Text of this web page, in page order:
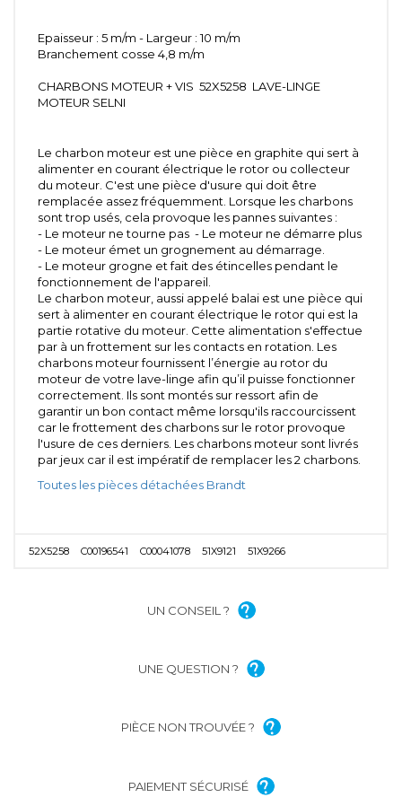
Epaisseur : 5 m/m - Largeur : 10 m/m
Branchement cosse 4,8 m/m
CHARBONS MOTEUR + VIS 52X5258 LAVE-LINGE
MOTEUR SELNI
Le charbon moteur est une pièce en graphite qui sert à
alimenter en courant électrique le rotor ou collecteur
du moteur. C'est une pièce d'usure qui doit être
remplacée assez fréquemment. Lorsque les charbons
sont trop usés, cela provoque les pannes suivantes :
- Le moteur ne tourne pas - Le moteur ne démarre plus
- Le moteur émet un grognement au démarrage.
- Le moteur grogne et fait des étincelles pendant le
fonctionnement de l'appareil.
Le charbon moteur, aussi appelé balai est une pièce qui
sert à alimenter en courant électrique le rotor qui est la
partie rotative du moteur. Cette alimentation s'effectue
par à un frottement sur les contacts en rotation. Les
charbons moteur fournissent l’énergie au rotor du
moteur de votre lave-linge afin qu’il puisse fonctionner
correctement. Ils sont montés sur ressort afin de
garantir un bon contact même lorsqu'ils raccourcissent
car le frottement des charbons sur le rotor provoque
l'usure de ces derniers. Les charbons moteur sont livrés
par jeux car il est impératif de remplacer les 2 charbons.
Toutes les pièces détachées Brandt
52X5258 C00196541 C00041078 51X9121 51X9266
UN CONSEIL ?
UNE QUESTION ?
PIÈCE NON TROUVÉE ?
PAIEMENT SÉCURISÉ